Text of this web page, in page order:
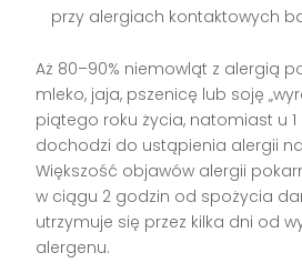
przy alergiach kontaktowych
Aż 80–90% niemowląt z alergią
mleko, jaja, pszenicę lub soję
piątego roku życia, natomiast u 1
dochodzi do ustąpienia alergii
Większość objawów alergii
w ciągu 2 godzin od spożycia
utrzymuje się przez kilka dni od
alergenu.